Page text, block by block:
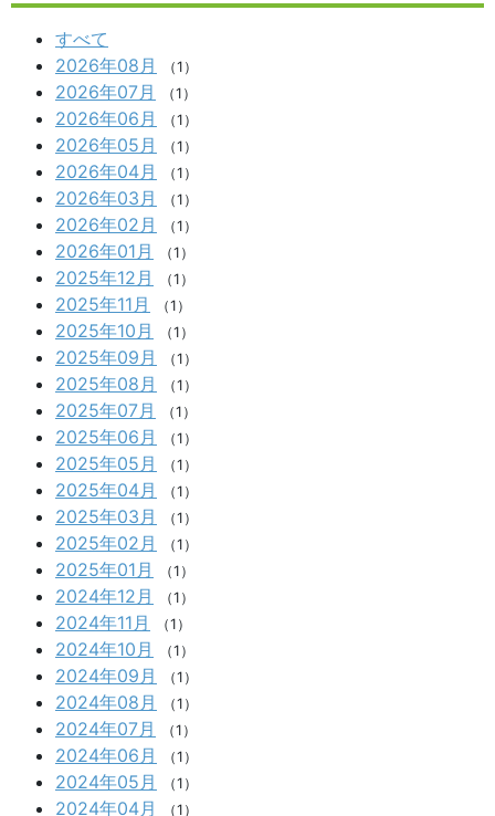
すべて
2026年08月
（1）
2026年07月 （1）
2026年06月 （1）
2026年05月 （1）
2026年04月 （1）
2026年03月 （1）
2026年02月 （1）
2026年01月 （1）
2025年12月 （1）
2025年11月 （1）
2025年10月 （1）
2025年09月 （1）
2025年08月 （1）
2025年07月 （1）
2025年06月 （1）
2025年05月 （1）
2025年04月 （1）
2025年03月 （1）
2025年02月 （1）
2025年01月 （1）
2024年12月 （1）
2024年11月 （1）
2024年10月 （1）
2024年09月 （1）
2024年08月 （1）
2024年07月 （1）
2024年06月 （1）
2024年05月 （1）
2024年04月 （1）